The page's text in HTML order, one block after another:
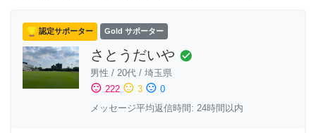
認定サポーター Gold サポーター
さとうだいや check_circle
男性 / 20代 / 埼玉県
sentiment_satisfied 222 sentiment_neutral 3 sentiment_dissatisfied 0
メッセージ平均返信時間: 24時間以内